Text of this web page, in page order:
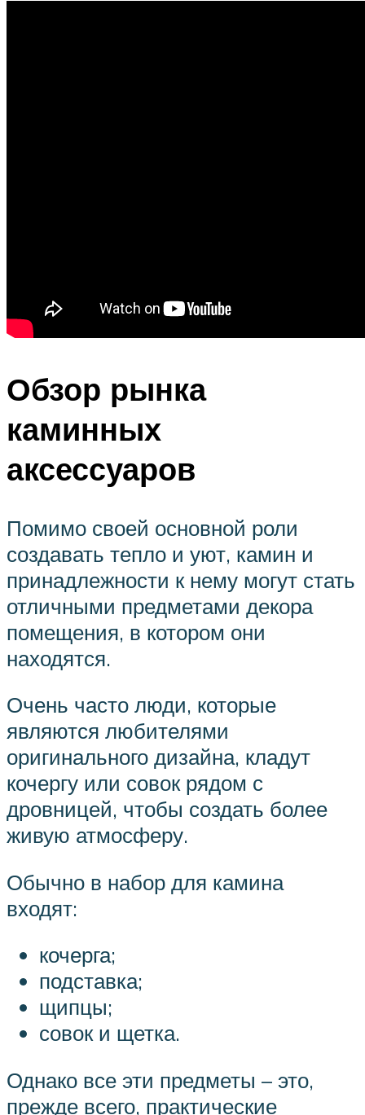
Обзор рынка
каминных
аксессуаров
Помимо своей основной роли
создавать тепло и уют, камин и
принадлежности к нему могут стать
отличными предметами декора
помещения, в котором они
находятся.
Очень часто люди, которые
являются любителями
оригинального дизайна, кладут
кочергу или совок рядом с
дровницей, чтобы создать более
живую атмосферу.
Обычно в набор для камина
входят:
кочерга;
подставка;
щипцы;
совок и щетка.
Однако все эти предметы – это,
прежде всего, практические